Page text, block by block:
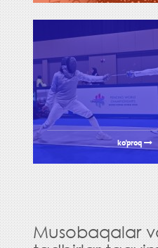
ko'proq
Musobaqalar